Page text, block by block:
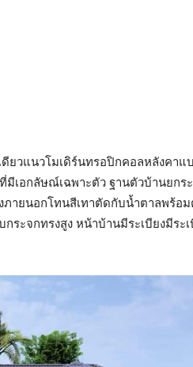
วแนวโมเดิร์นทรอปิกคอลหลังคาแ
มีเอกลัษณ์เฉพาะตัว ฐานตัวบ้านยก
ายนอกโทนสีเทาตัดกับน้ำตาลพร้อม
ะจกทรงสูง หน้าบ้านมีระเบียงมีระ